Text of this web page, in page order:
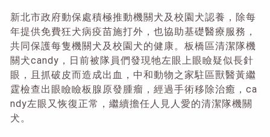
新北市政府動保處積極推動機關犬及校園犬認養，除每
年提供免費狂犬病疫苗施打外，也協助基礎醫療服務，
共同保護每隻機關犬及校園犬的健康。板橋區清潔隊機
關犬candy，日前被隊員們發現牠左眼上眼瞼疑似長針
眼，且抓破皮而造成出血，中和動物之家駐區獸醫黃繼
霆檢查出眼瞼瞼板腺原發腫瘤，經過手術移除治癒，ca
ndy左眼又恢復正常，繼續擔任人見人愛的清潔隊機關
犬。